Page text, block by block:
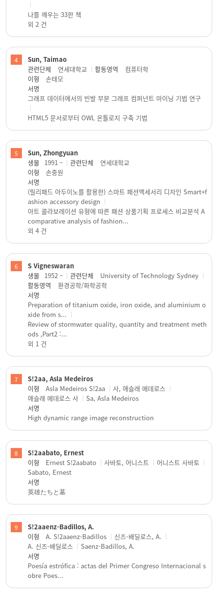
나를 깨우는 33한 책
외 2 건
4
Sun, Taimao
관련단체
연세대학교 활동영역
컴퓨터학
이형
손태모
서명
그래프 데이터에서의 빈발 부분 그래프 컴퍼넌트 마이닝 기법 연구
HTML5 문서로부터 OWL 온톨로지 구축 기법
5
Sun, Zhongyuan
생몰 1991 ~ 관련단체
연세대학교
이형
손중원
서명
(릴리패드 아두이노를 활용한) 스마트 패션액세서리 디자인 Smart+f
ashion accessory design
아트 콜라보레이션 유형에 따른 패션 상품기획 프로세스 비교분석 A
comparative analysis of fashion...
외 4 건
6
S Vigneswaran
생몰 1952 ~ 관련단체
University of Technology Sydney
활동영역
환경공학/화학공학
서명
Preparation of titanium oxide, iron oxide, and aluminium o
xide from s...
Review of stormwater quality, quantity and treatment meth
ods ,Part2 :...
외 1 건
7
S!2aa, Asla Medeiros
이형
Asla Medeiros S!2aa
사, 애슬래 메데로스
애슬래 메데로스 사
Sa, Asla Medeiros
서명
High dynamic range image reconstruction
8
S!2aabato, Ernest
이형
Ernest S!2aabato 사바토, 어니스트
어니스트 사바토
Sabato, Ernest
서명
英雄たちと墓
9
S!2aaenz-Badillos, A.
이형
A. S!2aaenz-Badillos
신즈-배딜로스, A.
A. 신즈-배딜로스
Saenz-Badillos, A.
서명
Poesía estrófica : actas del Primer Congreso Internacional s
obre Poes...